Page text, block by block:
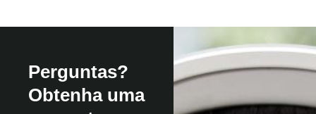
Perguntas?
Obtenha uma